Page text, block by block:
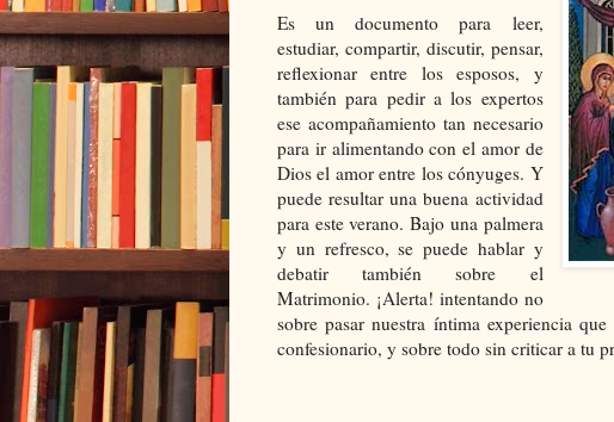
Es un documento para leer,
estudiar, compartir, discutir, pensar,
reflexionar entre los esposos, y
también para pedir a los expertos
ese acompañamiento tan necesario
para ir alimentando con el amor de
Dios el amor entre los cónyuges. Y
puede resultar una buena actividad
para este verano. Bajo una palmera
y un refresco, se puede hablar y
debatir también sobre el
Matrimonio. ¡Alerta! intentando no
sobre pasar nuestra íntima experiencia
confesionario, y sobre todo sin criticar a tu